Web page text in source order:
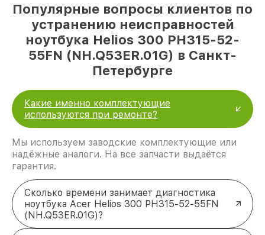
Популярные вопросы клиентов по
устранению неисправностей
ноутбука Helios 300 PH315-52-
55FN (NH.Q53ER.01G) в Санкт-
Петербурге
Какие именно комплектующие
используются при ремонте?
Мы используем заводские комплектующие или
надёжные аналоги. На все запчасти выдаётся
гарантия.
Сколько времени занимает диагностика
ноутбука Acer Helios 300 PH315-52-55FN
(NH.Q53ER.01G)?